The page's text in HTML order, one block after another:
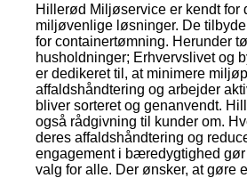
Hillerød Miljøservice er kendt for
miljøvenlige løsninger. De
for containertømning. Herunder
husholdninger; Erhvervslivet og
er dedikeret til, at minimere
affaldshåndtering og arbejder
bliver sorteret og genanvendt.
også rådgivning til kunder om.
deres affaldshåndtering og
engagement i bæredygtighed
valg for alle. Der ønsker, at gøre